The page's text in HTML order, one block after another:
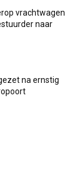
vrachtwagen
naar
na ernstig